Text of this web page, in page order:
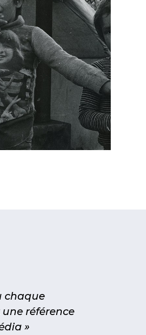
chaque
référence
»